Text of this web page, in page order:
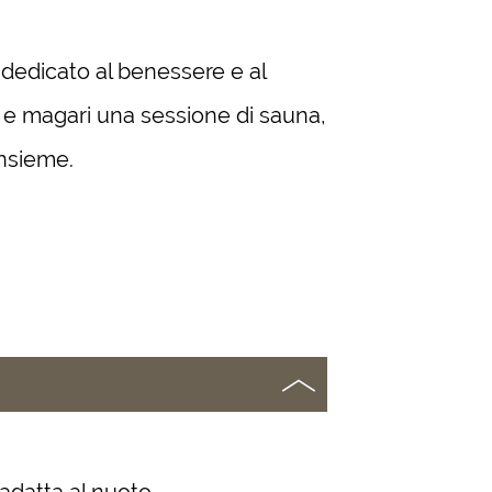
al benessere e al
magari una sessione di sauna,